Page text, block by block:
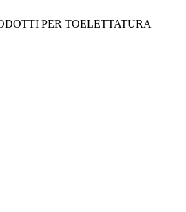
PER TOELETTATURA